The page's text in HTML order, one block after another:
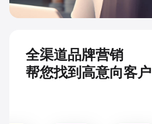
全渠道品牌营销
帮您找到高意向客户